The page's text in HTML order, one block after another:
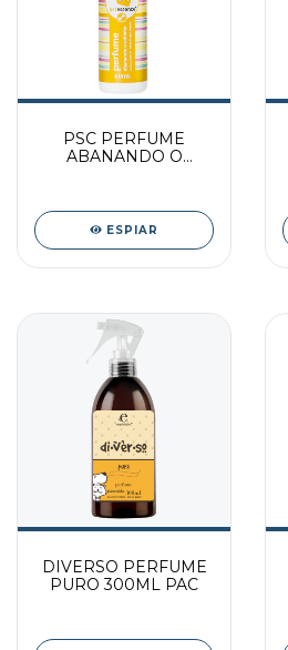
PSC PERFUME
ABANANDO O
ESPIAR
DIVERSO PERFUME
PURO 300ML PAC